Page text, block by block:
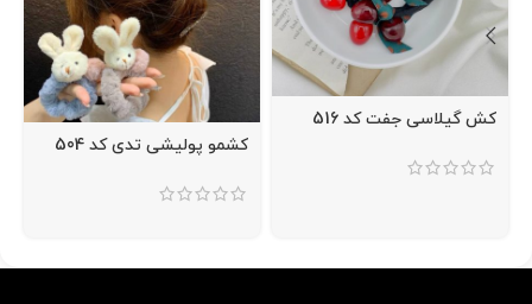
کش گیلاسی جفت کد 516
کشمو پولیشی تدی کد 504